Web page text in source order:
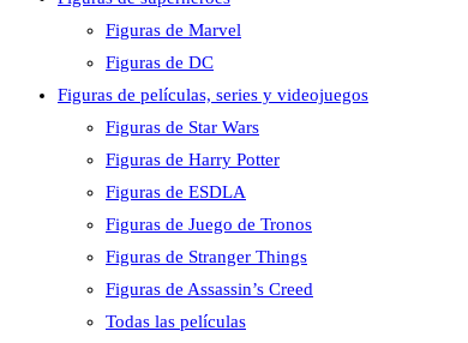
Figuras de Marvel
Figuras de DC
Figuras de películas, series y videojuegos
Figuras de Star Wars
Figuras de Harry Potter
Figuras de ESDLA
Figuras de Juego de Tronos
Figuras de Stranger Things
Figuras de Assassin’s Creed
Todas las películas